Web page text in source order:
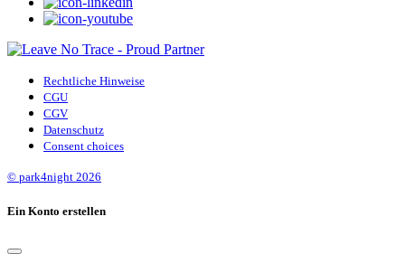
Rechtliche Hinweise
CGU
CGV
Datenschutz
Consent choices
© park4night 2026
Ein Konto erstellen